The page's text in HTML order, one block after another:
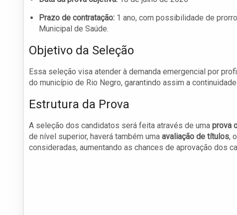
Prazo de contratação: 1 ano, com possibilidade de
Municipal de Saúde.
Objetivo da Seleção
Essa seleção visa atender à demanda emergencial por
do município de Rio Negro, garantindo assim a
Estrutura da Prova
A seleção dos candidatos será feita através de uma prova
de nível superior, haverá também uma avaliação de títulos,
consideradas, aumentando as chances de aprovação dos